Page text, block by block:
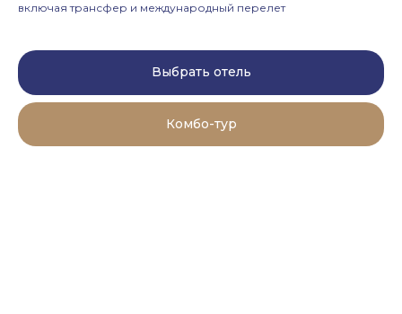
включая трансфер и международный перелет
Выбрать отель
Комбо-тур